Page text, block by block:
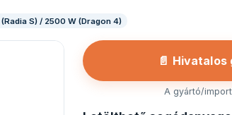
S) / 2500 W (Dragon 4)
📄
A gyártó/